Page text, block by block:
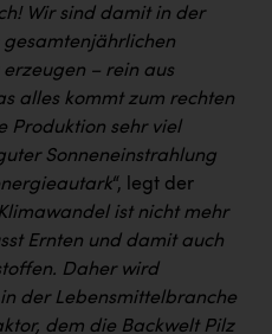
Wir sind damit in der
gesamtenjährlichen
– rein aus
alles kommt zum rechten
Produktion sehr viel
Sonneneinstrahlung
“, legt der
ist nicht mehr
Ernten und damit auch
Daher wird
der Lebensmittelbranche
dem die Backwelt Pilz